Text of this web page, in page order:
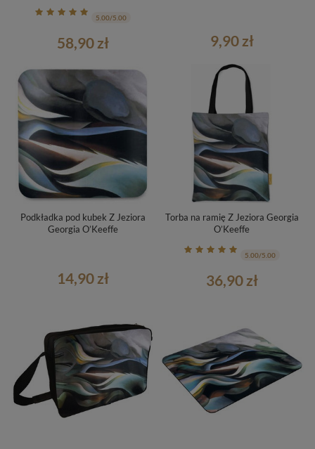
5.00/5.00
58,90 zł 9,90 zł
Podkładka pod kubek Z Jeziora
Georgia O’Keeffe
14,90 zł
Torba na ramię Z Jeziora Georgia
O’Keeffe
5.00/5.00
36,90 zł